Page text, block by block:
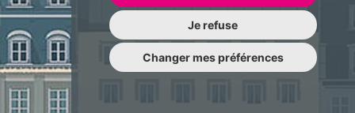
Je refuse
Changer mes préférences